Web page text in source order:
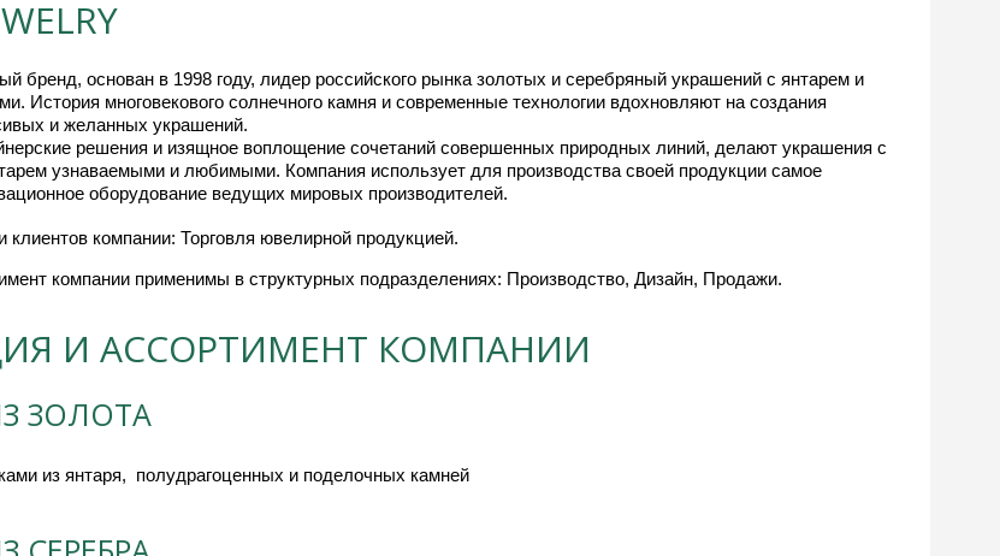
бренд, основан в 1998 году, лидер российского рынка золотых и серебряный украшений с янтарем и
История многовекового солнечного камня и современные технологии вдохновляют на создания
и желанных украшений.
решения и изящное воплощение сочетаний совершенных природных линий, делают украшения с
узнаваемыми и любимыми. Компания использует для производства своей продукции самое
оборудование ведущих мировых производителей.
компании: Торговля ювелирной продукцией.
компании применимы в структурных подразделениях: Производство, Дизайн, Продажи.
И АССОРТИМЕНТ КОМПАНИИ
ЗОЛОТА
из янтаря,  полудрагоценных и поделочных камней